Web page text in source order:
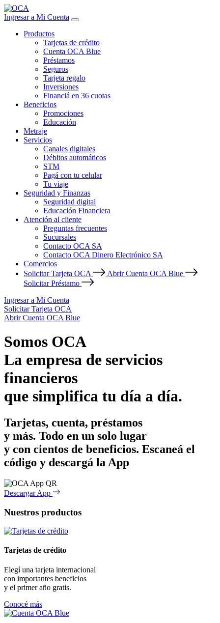
Ingresar a Mi Cuenta
Productos
Tarjetas de crédito
Cuenta OCA Blue
Préstamos
Seguros
Tarjeta regalo
Inversiones
Financiá en 36 cuotas
Beneficios
Promociones
Educación
Metraje
Servicios
Canales digitales
Débitos automáticos
STM
Pagá con tu celular
Tu viaje
Seguridad y Finanzas
Seguridad digital
Educación Financiera
Atención al cliente
Preguntas frecuentes
Sucursales
Contacto OCA SA
Contacto OCA Dinero Electrónico SA
Comercios
Solicitar Tarjeta OCA
Abrir Cuenta OCA Blue
Solicitar Préstamo
Ingresar a Mi Cuenta
Solicitar Tarjeta OCA
Abrir Cuenta OCA Blue
Somos OCA
La empresa de servicios
financieros
que simplifica tu día a día.
Tarjetas, cuenta, préstamos
y más. Todo en un solo lugar
y con cientos de beneficios. Escaneá el
código y descargá la App
Descargar App
Nuestros productos
Tarjetas de crédito
Elegí una tarjeta internacional
con importantes beneficios
y el primer año gratis.
Conocé más